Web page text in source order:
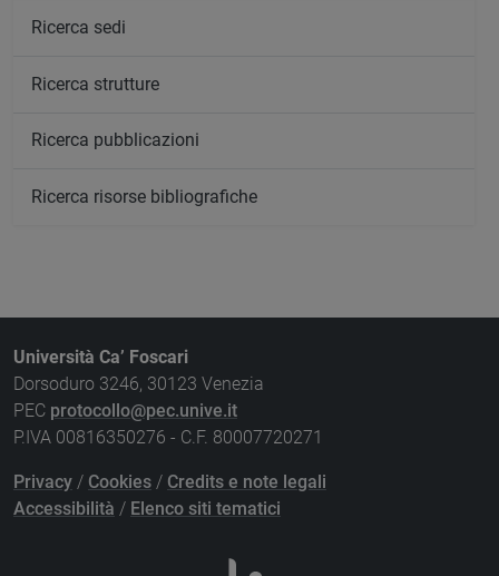
Ricerca sedi
Ricerca strutture
Ricerca pubblicazioni
Ricerca risorse bibliografiche
Università Ca’ Foscari
Dorsoduro 3246, 30123 Venezia
PEC protocollo@pec.unive.it
P.IVA 00816350276 - C.F. 80007720271
Privacy / Cookies / Credits e note legali
Accessibilità / Elenco siti tematici